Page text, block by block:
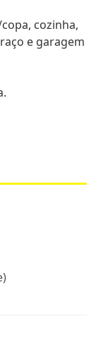
cozinha,
e garagem